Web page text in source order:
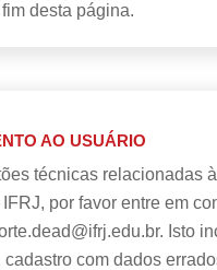
desta página.
AO USUÁRIO
técnicas relacionadas
por favor entre em
Isto
cadastro com dados